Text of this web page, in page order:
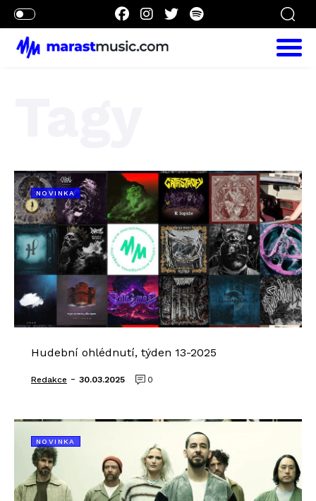
NOVINKA
Hudební ohlédnutí, týden 13-2025
Redakce - 30.03.2025 0
NOVINKA